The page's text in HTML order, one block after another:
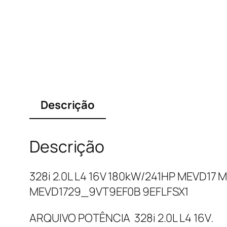
Descrição
Descrição
328i 2.0L L4 16V 180kW/241HP MEVD17
MEVD1729_9VT9EF0B 9EFLFSX1
ARQUIVO POTÊNCIA 328i 2.0L L4 16V.